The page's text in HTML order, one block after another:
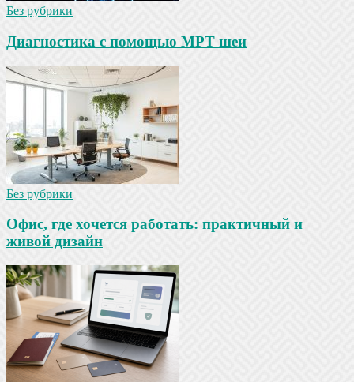
Без рубрики
Диагностика с помощью МРТ шеи
Без рубрики
Офис, где хочется работать: практичный и
живой дизайн